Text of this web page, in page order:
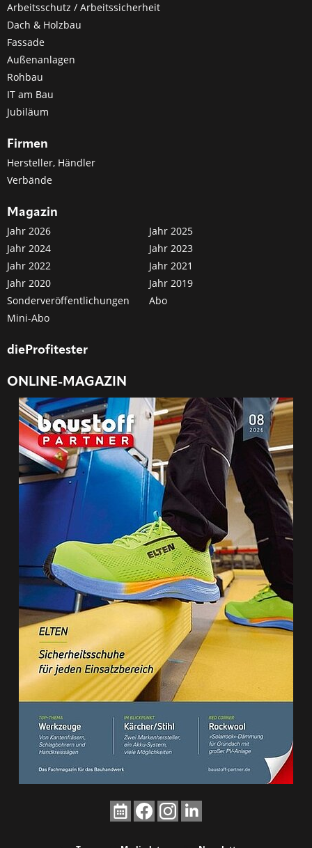
Arbeitsschutz / Arbeitssicherheit
Dach & Holzbau
Fassade
Außenanlagen
Rohbau
IT am Bau
Jubiläum
Firmen
Hersteller, Händler
Verbände
Magazin
Jahr 2026
Jahr 2025
Jahr 2024
Jahr 2023
Jahr 2022
Jahr 2021
Jahr 2020
Jahr 2019
Sonderveröffentlichungen
Abo
Mini-Abo
dieProfitester
ONLINE-MAGAZIN